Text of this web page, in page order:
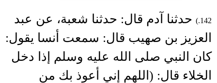
142.)
حدثنا آدم قال: حدثنا شعبة، عن عبد
العزيز بن صهيب قال: سمعت أنسا يقول:
كان النبي صلى الله عليه وسلم إذا دخل
الخلاء قال: (اللهم إني أعوذ بك من